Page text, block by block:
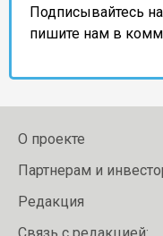
Подписывайтесь
пишите нам в
О проекте
Партнерам и
Редакция